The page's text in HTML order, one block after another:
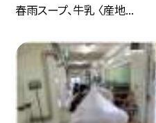
春雨スープ、牛乳 〈産地...